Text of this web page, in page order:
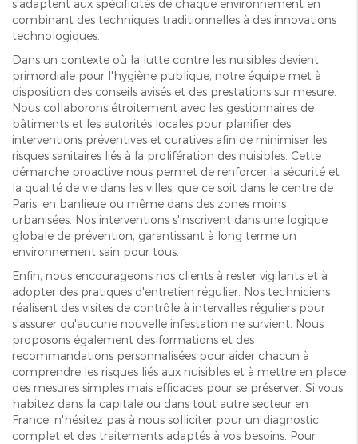
s'adaptent aux spécificités de chaque environnement en
combinant des techniques traditionnelles à des innovations
technologiques.
Dans un contexte où la lutte contre les nuisibles devient
primordiale pour l'hygiène publique, notre équipe met à
disposition des conseils avisés et des prestations sur mesure.
Nous collaborons étroitement avec les gestionnaires de
bâtiments et les autorités locales pour planifier des
interventions préventives et curatives afin de minimiser les
risques sanitaires liés à la prolifération des nuisibles. Cette
démarche proactive nous permet de renforcer la sécurité et
la qualité de vie dans les villes, que ce soit dans le centre de
Paris, en banlieue ou même dans des zones moins
urbanisées. Nos interventions s'inscrivent dans une logique
globale de prévention, garantissant à long terme un
environnement sain pour tous.
Enfin, nous encourageons nos clients à rester vigilants et à
adopter des pratiques d'entretien régulier. Nos techniciens
réalisent des visites de contrôle à intervalles réguliers pour
s'assurer qu'aucune nouvelle infestation ne survient. Nous
proposons également des formations et des
recommandations personnalisées pour aider chacun à
comprendre les risques liés aux nuisibles et à mettre en place
des mesures simples mais efficaces pour se préserver. Si vous
habitez dans la capitale ou dans tout autre secteur en
France, n'hésitez pas à nous solliciter pour un diagnostic
complet et des traitements adaptés à vos besoins. Pour